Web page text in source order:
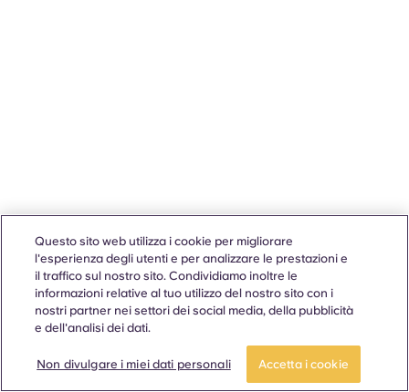
Questo sito web utilizza i cookie per migliorare
l'esperienza degli utenti e per analizzare le prestazioni e
il traffico sul nostro sito. Condividiamo inoltre le
informazioni relative al tuo utilizzo del nostro sito con i
nostri partner nei settori dei social media, della pubblicità
e dell'analisi dei dati.
Non divulgare i miei dati personali Accetta i cookie